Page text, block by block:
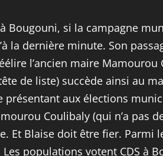
Bougouni, si la campagne
la dernière minute. Son
l’ancien maire
de liste) succède ainsi au
présentant aux élections
Coulibaly (qui n’a
Et Blaise doit être fier.
populations votent CDS à